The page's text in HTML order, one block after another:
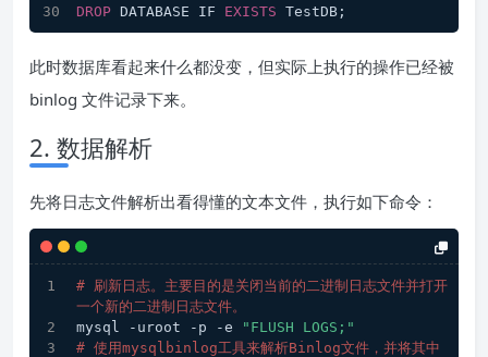
DROP DATABASE IF EXISTS TestDB;
此时数据库看起来什么都没变，但实际上执行的操作已经被
binlog 文件记录下来。
2. 数据解析
先将日志文件解析出看得懂的文本文件，执行如下命令：
# 刷新日志。主要目的是关闭当前的二进制日志文件并打开
一个新的二进制日志文件。
mysql -uroot -p -e
"FLUSH LOGS;"
# 使用mysqlbinlog工具来解析Binlog文件，并将其中